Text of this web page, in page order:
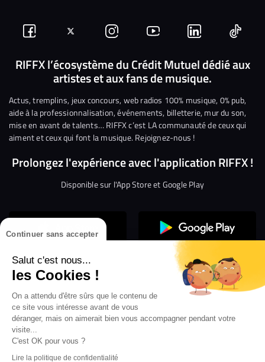
Continuer sans accepter
Salut c'est nous...
les Cookies !
On a attendu d'être sûrs que le contenu de
ce site vous intéresse avant de vous
déranger, mais on aimerait bien vous accompagner pendant votre
visite...
C'est OK pour vous ?
Lire la politique de confidentialité
Suivez-
nous
Facebook
Suivez-
nous
sur
Twitter
Nous
rejoindre
sur
Instagram
Nous
rejoindre
sur
YouTube
Nous
rejoindre
sur
Linkedin
Nous
RIFFX l’écosystème du Crédit Mutuel dédié aux
artistes et aux fans de musique.
Actus, tremplins, jeux concours, web radios 100% musique, 0% pub,
aide à la professionnalisation, événements, billetterie, mur du son,
mise en avant de talents… RIFFX c’est LA communauté de ceux qui
aiment et ceux qui font la musique. Rejoignez-nous !
Prolongez l'expérience avec l'application RIFFX !
Disponible sur l'App Store et Google Play
Confidentialité
Gestion des cookies
Conditions générales d’utilisation
Mentions légales
les webradios RIFFX
en exclusivité sur VIBES le titre de la révé